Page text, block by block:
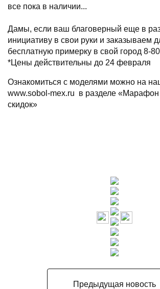
все пока в наличии...
Дамы, если ваш благоверный еще в
инициативу в свои руки и заказываем
бесплатную примерку в свой город 8-
*Цены действительны до 24 февраля
Ознакомиться с моделями можно на
www.sobol-mex.ru в разделе
скидок»
Предыдущая новость